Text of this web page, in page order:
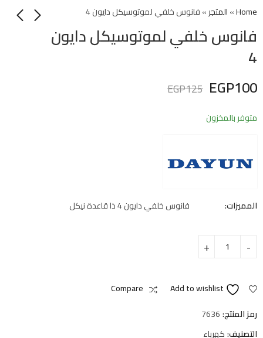
Home
»المتجر»فانوس خلفي لموتوسيكل دايون 4
فانوس خلفي لموتوسيكل دايون
4
EGP100
EGP125
متوفر بالمخزون
المميزات: فانوس خلفي دايون 4 ذا قاعدة نيكل
Add to wishlist
Compare
رمز المنتج:7636
التصنيف:كهرباء